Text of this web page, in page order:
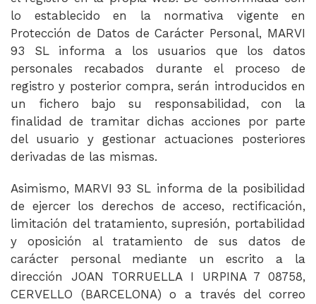
lo establecido en la normativa vigente en
Protección de Datos de Carácter Personal, MARVI
93 SL informa a los usuarios que los datos
personales recabados durante el proceso de
registro y posterior compra, serán introducidos en
un fichero bajo su responsabilidad, con la
finalidad de tramitar dichas acciones por parte
del usuario y gestionar actuaciones posteriores
derivadas de las mismas.
Asimismo, MARVI 93 SL informa de la posibilidad
de ejercer los derechos de acceso, rectificación,
limitación del tratamiento, supresión, portabilidad
y oposición al tratamiento de sus datos de
carácter personal mediante un escrito a la
dirección JOAN TORRUELLA I URPINA 7 08758,
CERVELLO (BARCELONA) o a través del correo